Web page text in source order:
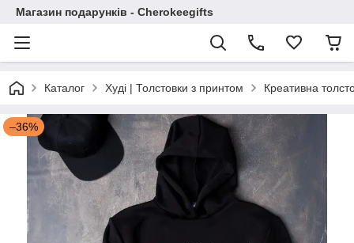
Магазин подарунків - Cherokeegifts
Каталог Худі | Толстовки з принтом Креативна
–36%